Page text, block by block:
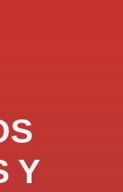
Y